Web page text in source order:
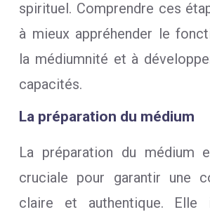
spirituel. Comprendre ces
à mieux appréhender le
la médiumnité et à
capacités.
La préparation du médium
La préparation du médium
cruciale pour garantir une
claire et authentique. Elle